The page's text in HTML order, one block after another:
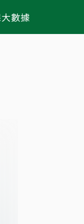
數據